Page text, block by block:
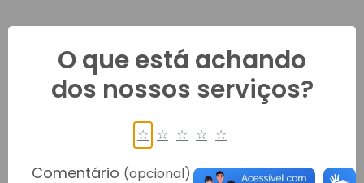
O que está achando
dos nossos serviços?
☆ ☆ ☆ ☆ ☆
Comentário (opcional)